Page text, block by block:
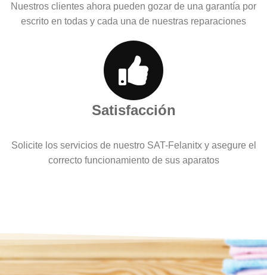
Nuestros clientes ahora pueden gozar de una garantía por
escrito en todas y cada una de nuestras reparaciones
Satisfacción
Solicite los servicios de nuestro SAT-Felanitx y asegure el
correcto funcionamiento de sus aparatos